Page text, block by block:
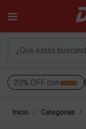
20% OFF con
Inicio Categorías